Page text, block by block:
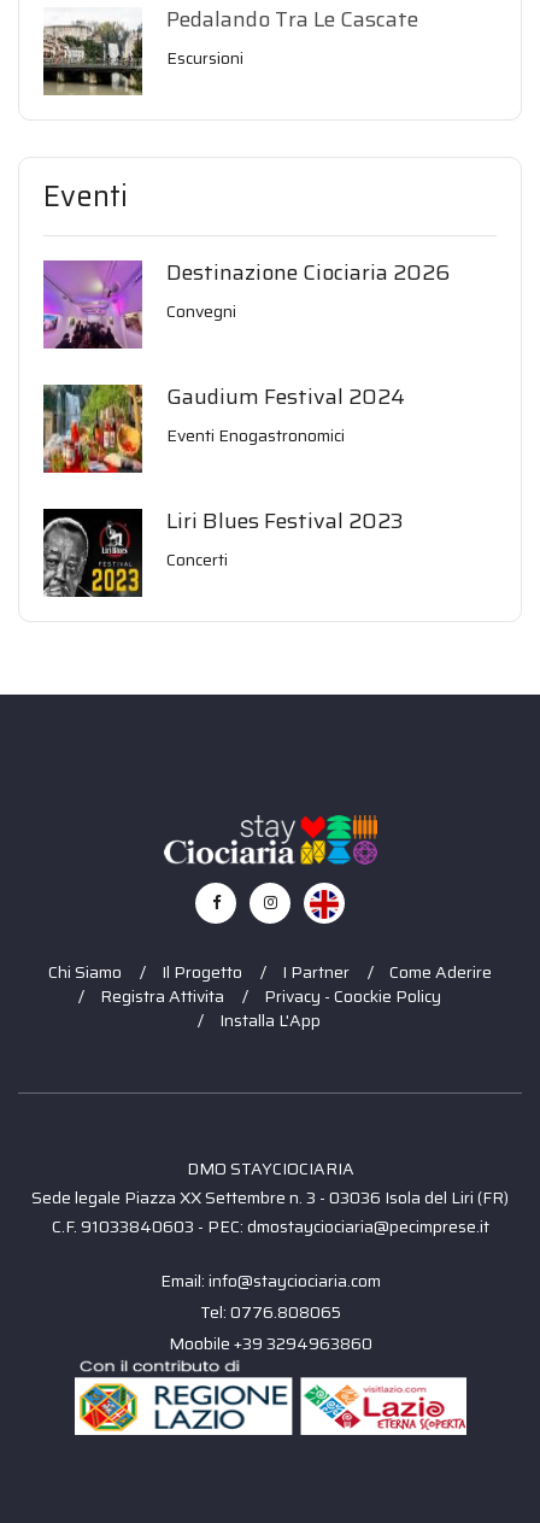
Pedalando Tra Le Cascate
Escursioni
Eventi
Destinazione Ciociaria 2026
Convegni
Gaudium Festival 2024
Eventi Enogastronomici
Liri Blues Festival 2023
Concerti
Chi Siamo Il Progetto I Partner
Come Aderire
Registra Attivita
Privacy - Coockie Policy
Installa L'App
DMO STAYCIOCIARIA
Sede legale Piazza XX Settembre n. 3 - 03036 Isola del Liri (FR)
C.F. 91033840603 - PEC: dmostayciociaria@pecimprese.it
Email: info@stayciociaria.com
Tel: 0776.808065
Moobile +39 3294963860